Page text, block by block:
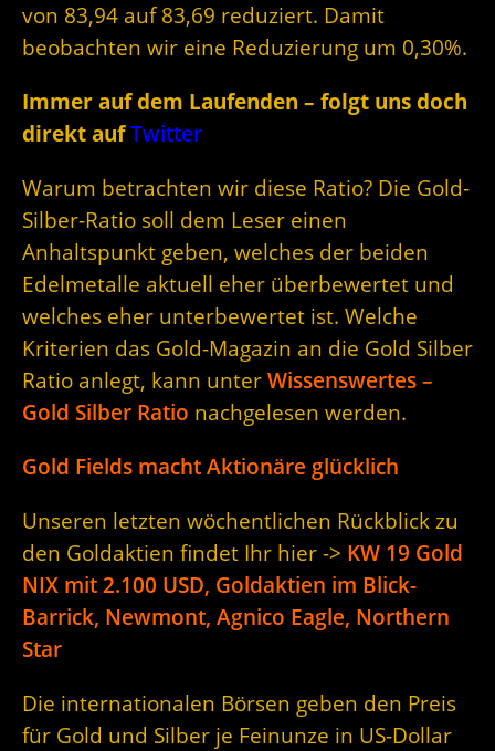
von 83,94 auf 83,69 reduziert. Damit
beobachten wir eine Reduzierung um 0,30%.
Immer auf dem Laufenden – folgt uns doch
direkt aufTwitter
Warum betrachten wir diese Ratio? Die Gold-
Silber-Ratio soll dem Leser einen
Anhaltspunkt geben, welches der beiden
Edelmetalle aktuell eher überbewertet und
welches eher unterbewertet ist. Welche
Kriterien das Gold-Magazin an die Gold Silber
Ratio anlegt, kann unter Wissenswertes –
Gold Silber Ratio nachgelesen werden.
Gold Fields macht Aktionäre glücklich
Unseren letzten wöchentlichen Rückblick zu
den Goldaktien findet Ihr hier -> KW 19 Gold
NIX mit 2.100 USD, Goldaktien im Blick-
Barrick, Newmont, Agnico Eagle, Northern
Star
Die internationalen Börsen geben den Preis
für Gold und Silber je Feinunze in US-Dollar